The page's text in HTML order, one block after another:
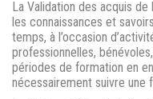
La Validation des acquis
les connaissances et
temps, à l’occasion
professionnelles,
périodes de formation en
nécessairement suivre une